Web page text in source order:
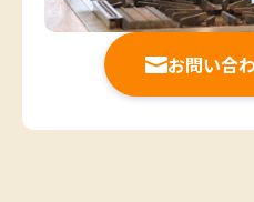
お問い合